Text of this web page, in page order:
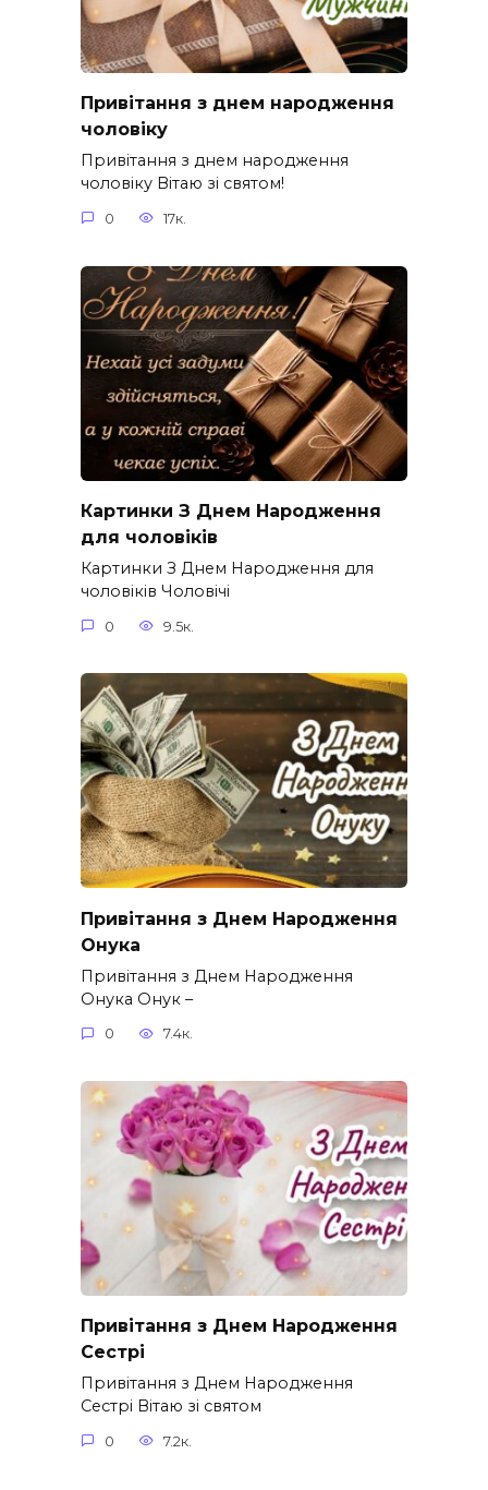
Привітання з днем народження
чоловіку
Привітання з днем народження
чоловіку Вітаю зі святом!
0 17к.
Картинки З Днем Народження
для чоловіків​
Картинки З Днем Народження для
чоловіків​ Чоловічі
0 9.5к.
Привітання з Днем Народження
Онука
Привітання з Днем Народження
Онука Онук –
0 7.4к.
Привітання з Днем Народження
Сестрі
Привітання з Днем Народження
Сестрі Вітаю зі святом
0 7.2к.